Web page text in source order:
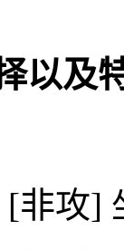
以及
非攻]